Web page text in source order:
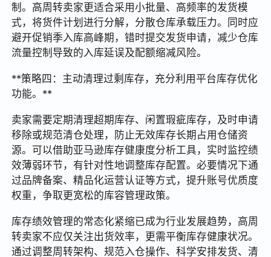
制。高周转卖家更适合采用小批量、高频率的发货模
式，将货件计划进行分解，分散仓库承载压力。同时应
避开促销季入库高峰期，错时提交发货申请，减少仓库
流量控制导致的入库延误及配额缩减风险。
**策略四：主动清理过剩库存，充分利用平台库存优化
功能。**
卖家需要定期清理超期库存、闲置瑕疵库存，及时申请
移除或规范清仓处理，防止无效库存长期占用仓储资
源。可以借助亚马逊库存健康度分析工具，实时监控绩
效薄弱环节，有针对性地调整库存配置。必要情况下通
过品牌备案、精品化运营认证等方式，提升账号优质度
权重，争取更宽松的库容管理政策。
库存绩效管理的常态化紧缩已成为行业发展趋势，高周
转卖家不应仅关注出货效率，更需平衡库存健康状况。
通过调整周转架构、规范入仓操作、科学安排发货、清